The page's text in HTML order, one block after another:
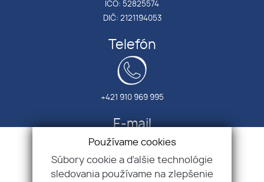
IČO: 52825574
DIČ: 2121194053
Telefón
+421 910 969 995
E-mail
info@sofiareal.sk
Používame cookies
Súbory cookie a ďalšie technológie
sledovania používame na zlepšenie